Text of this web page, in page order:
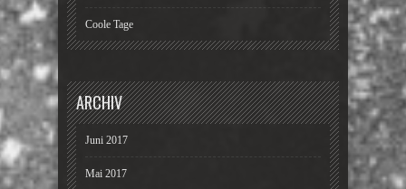
Coole Tage
ARCHIV
Juni 2017
Mai 2017